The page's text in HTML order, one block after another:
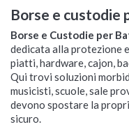
Borse e custodie
Borse e Custodie per
dedicata alla protezione
piatti, hardware, cajon,
Qui trovi soluzioni
musicisti, scuole, sale
devono spostare la
sicuro.